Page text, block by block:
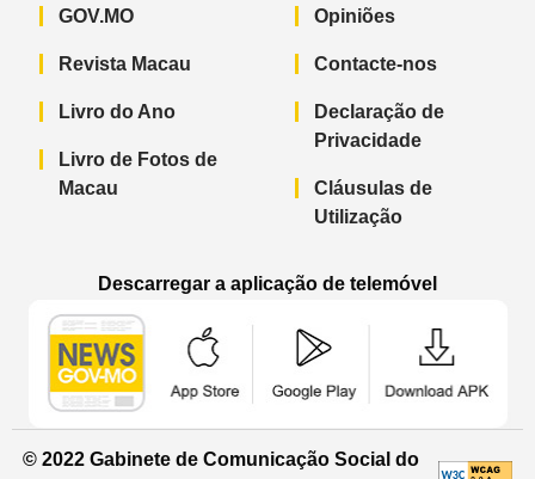
GOV.MO
Revista Macau
Livro do Ano
Livro de Fotos de
Macau
Opiniões
Contacte-nos
Declaração de
Privacidade
Cláusulas de
Utilização
Descarregar a aplicação de telemóvel
© 2022 Gabinete de Comunicação Social do